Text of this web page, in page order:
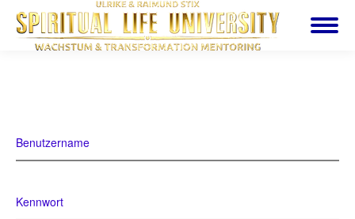
Benutzername
Kennwort